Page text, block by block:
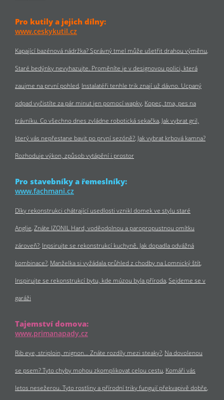
Pro kutily a jejich dílny:
www.ceskykutil.cz
Kapající bazénová nádržka? Správný tmel může ušetřit drahou výměnu
Staré bedýnky nevyhazujte. Proměníte je v designovou polici, která
zaujme na první pohled Instalatéři tenhle trik znají už dávno. Ucpaný
odpad vyčistíte za pár minut jen pomocí wapky Kopec, tma, pes na
trávníku. Co všechno dnes zvládne robotická sekačka Jak vybrat gril,
který vás nepřestane bavit po první sezóně? Jak vybrat krbová kamna?
Rozhoduje výkon, způsob vytápění i prostor
Pro stavebníky a řemeslníky:
www.fachmani.cz
Díky rekonstrukci chátrající usedlosti vznikl domek ve stylu staré
Anglie Znáte IZONIL Hard, voděodolnou a paropropustnou omítku
zároveň? Inpsirujte se rekonstrukcí kuchyně. Jak dopadla odvážná
kombinace? Manželka si vyžádala průhled z chodby na Lomnický štít
Inspirujte se rekonstrukcí bytu, kde múzou byla příroda Sejdeme se v
garáži
Tajemství domova:
www.primanapady.cz
Rib eye, striploin, mignon… Znáte rozdíly mezi steaky? Na dovolenou
se psem? Tyto chyby mohou zkomplikovat celou cestu Komáři vás
letos nesežerou. Tyto rostliny a přírodní triky fungují překvapivě dobře